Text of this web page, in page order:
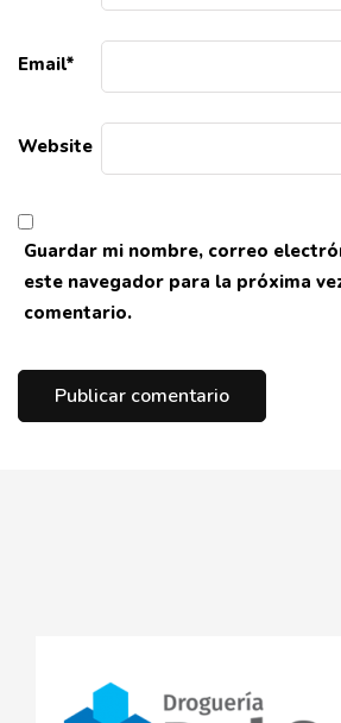
Email*
Website
Guardar mi nombre, correo
este navegador para la próxima
comentario.